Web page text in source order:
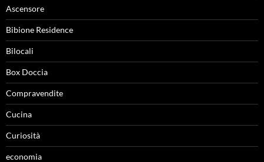
Ascensore
Bibione Residence
Bilocali
Box Doccia
Compravendite
Cucina
Curiosità
economia